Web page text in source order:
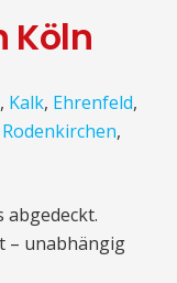
Köln
, Kalk, Ehrenfeld,
Rodenkirchen,
abgedeckt.
– unabhängig